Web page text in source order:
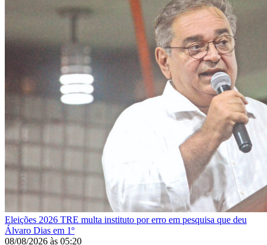
Eleições 2026 TRE multa instituto por erro em pesquisa que deu
Álvaro Dias em 1º
08/08/2026 às 05:20